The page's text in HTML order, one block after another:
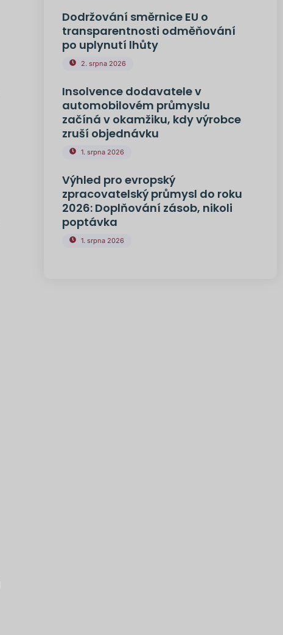
Dodržování směrnice EU o
transparentnosti odměňování
po uplynutí lhůty
2. srpna 2026
Insolvence dodavatele v
automobilovém průmyslu
začíná v okamžiku, kdy výrobce
zruší objednávku
1. srpna 2026
Výhled pro evropský
zpracovatelský průmysl do roku
2026: Doplňování zásob, nikoli
poptávka
1. srpna 2026